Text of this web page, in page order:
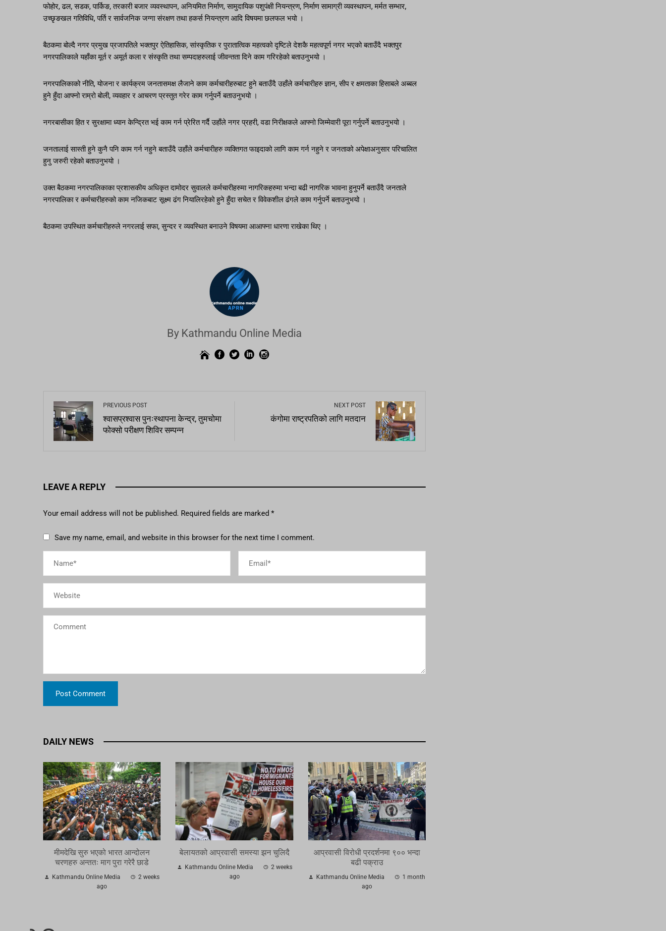
फोहोर, ढल, सडक, पार्किङ, तरकारी बजार व्यवस्थापन, अनियमित निर्माण, सामुदायिक पशुपंक्षी नियन्त्रण, निर्माण सामाग्री व्यवस्थापन, मर्मत सम्भार,
उच्छृङखल गतिविधि, पर्ति र सार्वजनिक जग्गा संरक्षण तथा हकर्स नियन्त्रण आदि विषयमा छलफल भयो ।
बैठकमा बोल्दै नगर प्रमुख प्रजापतिले भक्तपुर ऐतिहासिक, सांस्कृतिक र पुरातात्विक महत्वको दृष्टिले देशकै महत्वपूर्ण नगर भएको बताउँदै भक्तपुर
नगरपालिकाले यहाँका मूर्त र अमूर्त कला र संस्कृति तथा सम्पदाहरुलाई जीवन्तता दिने काम गरिरहेको बताउनुभयो ।
नगरपालिकाको नीति, योजना र कार्यक्रम जनतासमक्ष लैजाने काम कर्मचारीहरुबाट हुने बताउँदै उहाँले कर्मचारीहरु ज्ञान, सीप र क्षमताका हिसाबले अब्बल
हुने हुँदा आफ्नो राम्रो बोली, व्यवहार र आचरण प्रस्तुत गरेर काम गर्नुपर्ने बताउनुभयो ।
नगरबासीका हित र सुरक्षामा ध्यान केन्द्रित भई काम गर्न प्रेरित गर्दै उहाँले नगर प्रहरी, वडा निरीक्षकले आफ्नो जिम्मेवारी पूरा गर्नुपर्ने बताउनुभयो ।
जनतालाई सास्ती हुने कुनै पनि काम गर्न नहुने बताउँदै उहाँले कर्मचारीहरु व्यक्तिगत फाइदाको लागि काम गर्न नहुने र जनताको अपेक्षाअनुसार परिचालित
हुनु जरुरी रहेको बताउनुभयो ।
उक्त बैठकमा नगरपालिकाका प्रशासकीय अधिकृत दामोदर सुवालले कर्मचारीहरुमा नागरिकहरुमा भन्दा बढी नागरिक भावना हुनुपर्ने बताउँदै जनताले
नगरपालिका र कर्मचारीहरुको काम नजिकबाट सूक्ष्म ढंग नियालिरहेको हुने हुँदा सचेत र विवेकशील ढंगले काम गर्नुपर्ने बताउनुभयो ।
बैठकमा उपस्थित कर्मचारीहरुले नगरलाई सफा, सुन्दर र व्यवस्थित बनाउने विषयमा आआफ्ना धारणा राखेका थिए ।
By Kathmandu Online Media
PREVIOUS POST
श्वासप्रश्वास पुनःस्थापना केन्द्र, तुमचोमा
फोक्सो परीक्षण शिविर सम्पन्न
NEXT POST
कंगोमा राष्ट्रपतिको लागि मतदान
LEAVE A REPLY
Your email address will not be published. Required fields are marked *
Save my name, email, and website in this browser for the next time I comment.
DAILY NEWS
मीमदेखि सुरु भएको भारत आन्दोलन
चरणहरु अन्ततः माग पुरा गरेरै छाडे
Kathmandu Online Media
2 weeks
ago
बेलायतको आप्रवासी समस्या झन चुलिदै
Kathmandu Online Media
2 weeks
ago
आप्रवासी विरोधी प्रदर्शनमा ९०० भन्दा
बढी पक्राउ
Kathmandu Online Media
1 month
ago